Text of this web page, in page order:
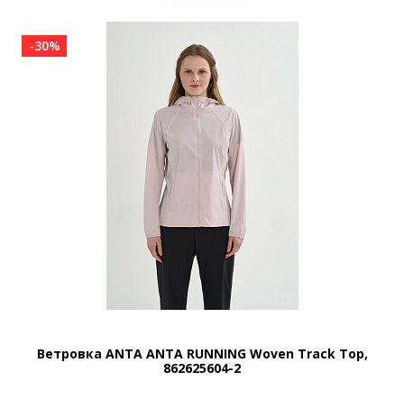
-30%
Ветровка ANTA ANTA RUNNING Woven Track Top,
862625604-2